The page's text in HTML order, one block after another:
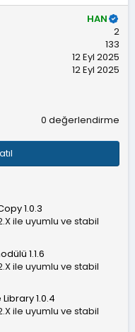
HAN
2
133
12 Eyl 2025
12 Eyl 2025
0 değerlendirme
1.0.3
ile uyumlu ve stabil
1.1.6
ile uyumlu ve stabil
1.0.4
ile uyumlu ve stabil